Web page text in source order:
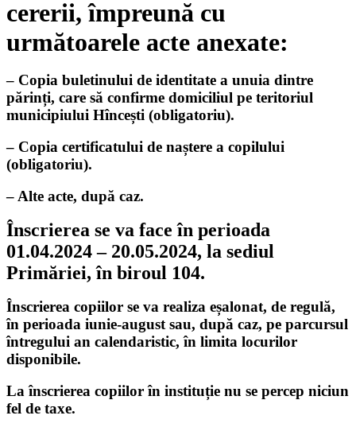
cererii, împreună cu
următoarele acte anexate:
– Copia buletinului de identitate a unuia dintre
părinți, care să confirme domiciliul pe teritoriul
municipiului Hîncești (obligatoriu).
– Copia certificatului de naștere a copilului
(obligatoriu).
– Alte acte, după caz.
Înscrierea se va face în perioada
01.04.2024 – 20.05.2024, la sediul
Primăriei, în biroul 104.
Înscrierea copiilor se va realiza eșalonat, de regulă,
în perioada iunie-august sau, după caz, pe parcursul
întregului an calendaristic, în limita locurilor
disponibile.
La înscrierea copiilor în instituție nu se percep niciun
fel de taxe.